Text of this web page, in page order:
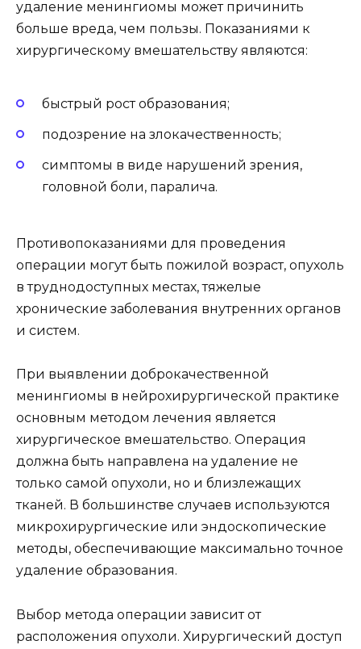
удаление менингиомы может причинить
больше вреда, чем пользы. Показаниями к
хирургическому вмешательству являются:
быстрый рост образования;
подозрение на злокачественность;
симптомы в виде нарушений зрения,
головной боли, паралича.
Противопоказаниями для проведения
операции могут быть пожилой возраст, опухоль
в труднодоступных местах, тяжелые
хронические заболевания внутренних органов
и систем.
При выявлении доброкачественной
менингиомы в нейрохирургической практике
основным методом лечения является
хирургическое вмешательство. Операция
должна быть направлена на удаление не
только самой опухоли, но и близлежащих
тканей. В большинстве случаев используются
микрохирургические или эндоскопические
методы, обеспечивающие максимально точное
удаление образования.
Выбор метода операции зависит от
расположения опухоли. Хирургический доступ